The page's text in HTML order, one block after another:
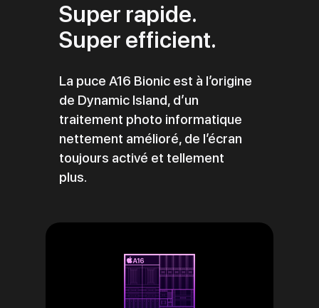
Super rapide.
Super efficient.
La puce A16 Bionic est à l’origine
de Dynamic Island, d’un
traitement photo informatique
nettement amélioré, de l’écran
toujours activé et tellement
plus.